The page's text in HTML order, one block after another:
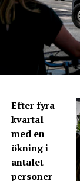
Efter fyra
kvartal
med en
ökning i
antalet
personer